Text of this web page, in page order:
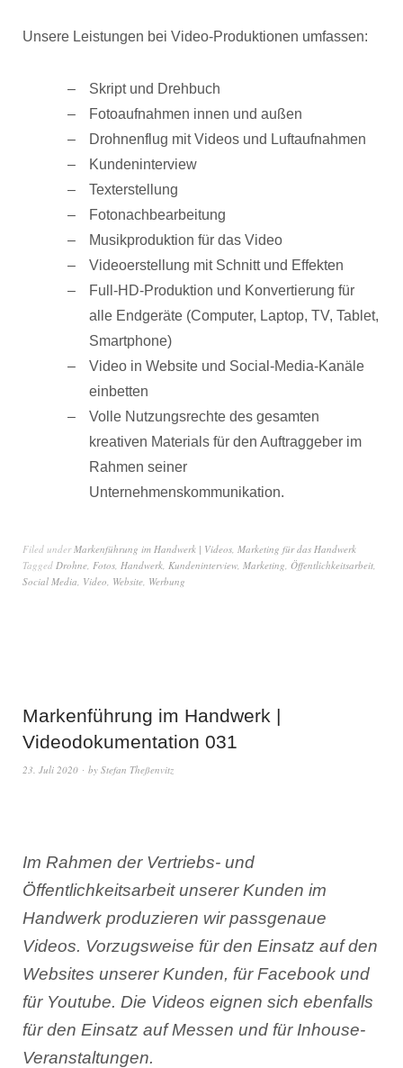
Unsere Leistungen bei Video-Produktionen umfassen:
Skript und Drehbuch
Fotoaufnahmen innen und außen
Drohnenflug mit Videos und Luftaufnahmen
Kundeninterview
Texterstellung
Fotonachbearbeitung
Musikproduktion für das Video
Videoerstellung mit Schnitt und Effekten
Full-HD-Produktion und Konvertierung für
alle Endgeräte (Computer, Laptop, TV, Tablet,
Smartphone)
Video in Website und Social-Media-Kanäle
einbetten
Volle Nutzungsrechte des gesamten
kreativen Materials für den Auftraggeber im
Rahmen seiner
Unternehmenskommunikation.
Filed underMarkenführung im Handwerk | Videos, Marketing für das Handwerk
Tagged Drohne, Fotos, Handwerk, Kundeninterview, Marketing, Öffentlichkeitsarbeit,
Social Media, Video, Website, Werbung
Markenführung im Handwerk |
Videodokumentation 031
23. Juli 2020 by Stefan Theßenvitz
Im Rahmen der Vertriebs- und
Öffentlichkeitsarbeit unserer Kunden im
Handwerk produzieren wir passgenaue
Videos. Vorzugsweise für den Einsatz auf den
Websites unserer Kunden, für Facebook und
für Youtube. Die Videos eignen sich ebenfalls
für den Einsatz auf Messen und für Inhouse-
Veranstaltungen.